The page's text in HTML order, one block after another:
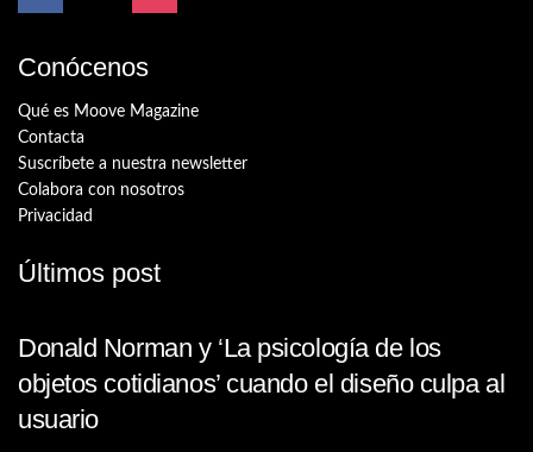
Conócenos
Qué es Moove Magazine
Contacta
Suscríbete a nuestra newsletter
Colabora con nosotros
Privacidad
Últimos post
Donald Norman y ‘La psicología de los
objetos cotidianos’ cuando el diseño culpa al
usuario